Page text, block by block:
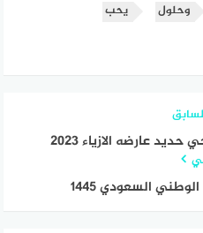
وحلول يحب
عارضه الازياء 2023
السعودي 1445